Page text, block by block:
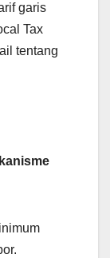
garis
Tax
tentang